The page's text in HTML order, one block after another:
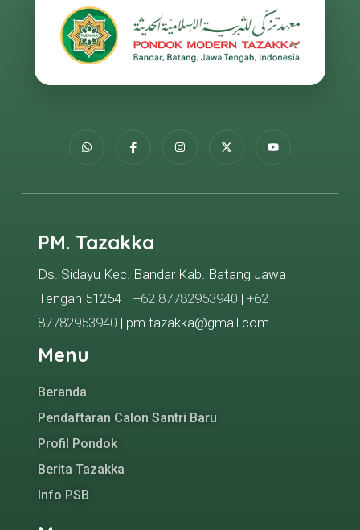
PM. Tazakka
Ds. Sidayu Kec. Bandar Kab. Batang Jawa
Tengah 51254 | +62 87782953940 | +62
87782953940 | pm.tazakka@gmail.com
Menu
Beranda
Pendaftaran Calon Santri Baru
Profil Pondok
Berita Tazakka
Info PSB